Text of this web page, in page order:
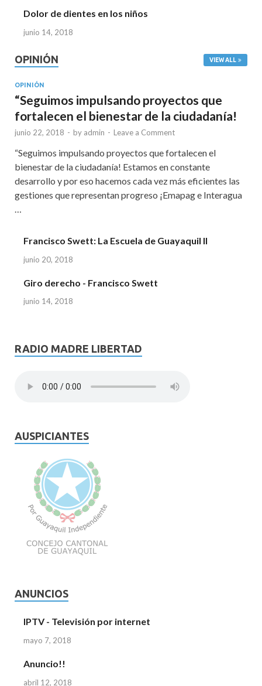
Dolor de dientes en los niños
junio 14, 2018
OPINIÓN VIEW ALL
OPINIÓN
“Seguimos impulsando proyectos que
fortalecen el bienestar de la ciudadanía!
junio 22, 2018 - by admin - Leave a Comment
“Seguimos impulsando proyectos que fortalecen el
bienestar de la ciudadanía! Estamos en constante
desarrollo y por eso hacemos cada vez más eficientes las
gestiones que representan progreso ¡Emapag e Interagua
…
Francisco Swett: La Escuela de Guayaquil II
junio 20, 2018
Giro derecho - Francisco Swett
junio 14, 2018
RADIO MADRE LIBERTAD
AUSPICIANTES
ANUNCIOS
IPTV - Televisión por internet
mayo 7, 2018
Anuncio!!
abril 12, 2018